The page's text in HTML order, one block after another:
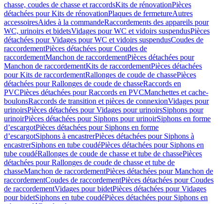
chasse, coudes de chasse et raccordsKits de rénovationPièces
détachées pour Kits de rénovationPlaques de fermetureAutres
accessoiresAides à la commandeRaccordements des appareils pour
WC, urinoirs et bidetsVidages pour WC et vidoirs suspendusPièces
détachées pour Vidages pour WC et vidoirs suspendusCoudes de
raccordementPièces détachées pour Coudes de
raccordementManchon de raccordementPièces détachées pour
Manchon de raccordementKits de raccordementPièces détachées
pour Kits de raccordementRallonges de coude de chassePièces
détachées pour Rallonges de coude de chasseRaccords en
PVCPièces détachées pour Raccords en PVCManchettes et cache-
boulonsRaccords de transition et pièces de connexionVidages pour
urinoirsPièces détachées pour Vidages pour urinoirsSiphons pour
urinoirPièces détachées pour Siphons pour urinoirSiphons en forme
d’escargotPièces détachées pour Siphons en forme
d’escargotSiphons à encastrerPièces détachées pour Siphons à
encastrerSiphons en tube coudéPièces détachées pour Siphons en
tube coudéRallonges de coude de chasse et tube de chassePièces
détachées pour Rallonges de coude de chasse et tube de
chasseManchon de raccordementPièces détachées pour Manchon de
raccordementCoudes de raccordementPièces détachées pour Coudes
de raccordementVidages pour bidetPièces détachées pour Vidages
pour bidetSiphons en tube coudéPièces détachées pour Siphons en